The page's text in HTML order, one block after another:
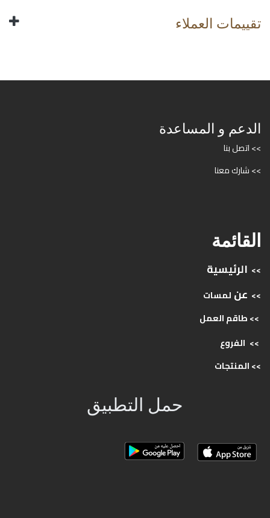
تقييمات العملاء
الدعم و المساعدة
>> اتصل بنا
>> شارك معنا
القائمة
>> الرئيسية
>> عن لمسات
>> طاقمالعمل
>> الفروع
>>المنتجات
حمل التطبيق